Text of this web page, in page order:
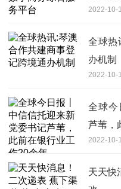
2022-10-
全球热
办机制
2022-10-
全球今
芦苇，
2022-10-
天天快